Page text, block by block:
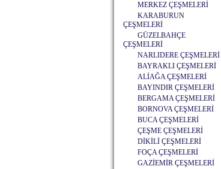
MERKEZ ÇEŞMELERİ
KARABURUN
ÇEŞMELERİ
GÜZELBAHÇE
ÇEŞMELERİ
NARLIDERE ÇEŞMELERİ
BAYRAKLI ÇEŞMELERİ
ALİAĞA ÇEŞMELERİ
BAYINDIR ÇEŞMELERİ
BERGAMA ÇEŞMELERİ
BORNOVA ÇEŞMELERİ
BUCA ÇEŞMELERİ
ÇEŞME ÇEŞMELERİ
DİKİLİ ÇEŞMELERİ
FOÇA ÇEŞMELERİ
GAZİEMİR ÇEŞMELERİ